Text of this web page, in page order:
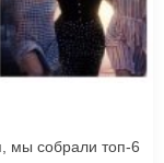
мы собрали топ-6